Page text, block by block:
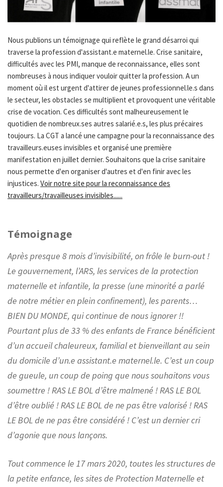
Nous publions un témoignage qui reflète le grand désarroi qui
traverse la profession d'assistant.e maternel.le. Crise sanitaire,
difficultés avec les PMI, manque de reconnaissance, elles sont
nombreuses à nous indiquer vouloir quitter la profession. A un
moment où il est urgent d'attirer de jeunes professionnel.le.s dans
le secteur, les obstacles se multiplient et provoquent une véritable
crise de vocation. Ces difficultés sont malheureusement le
quotidien de nombreux.ses autres salarié.e.s, les plus précaires
toujours. La CGT a lancé une campagne pour la reconnaissance des
travailleurs.euses invisibles et organisé une première
manifestation en juillet dernier. Souhaitons que la crise sanitaire
nous permette d'en organiser d'autres et d'en finir avec les
injustices. Voir notre site pour la reconnaissance des
travailleurs/travailleuses invisibles......
Témoignage
Après presque 8 mois d’invisibilité, on frôle le burn-out !
Le gouvernement, l’ARS, les services de la protection
maternelle et infantile, la presse (une minorité a parlé
de notre métier en plein confinement), les parents…
BIEN DU MONDE, qui continue de nous ignorer !!
Pourtant plus de 33 % des enfants de France bénéficient
d’un accueil chaleureux, familial et bienveillant au sein
du domicile d’un.e assistant.e maternel.le. C’est un coup
de gueule, un coup de poing que nous souhaitons vous
soumettre ! RAS LE BOL d’être malmené ! RAS LE BOL
d’être oublié ! RAS LE BOL de ne pas être valorisé ! RAS
LE BOL de ne pas être considéré ! C’est un dernier cri
d’agonie que nous lançons.
Tout commence le 17 mars 2020, toutes les structures de
la petite enfance, les sites de Protection Maternelle et